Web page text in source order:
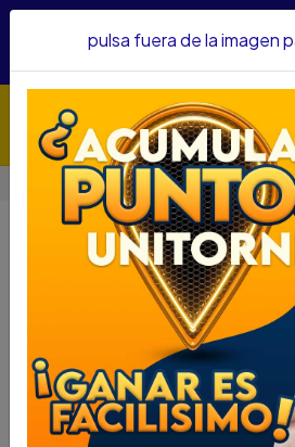
confianza&nbsp;Recibe un KIT
Inicio Herramientas
Herramienta
Filtros
pulsa fuera de la imagen